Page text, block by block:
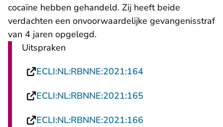
cocaïne hebben gehandeld. Zij heeft beide
verdachten een onvoorwaardelijke gevangenisstraf
van 4 jaren opgelegd.
Uitspraken
ECLI:NL:RBNNE:2021:164- U verlaat
ECLI:NL:RBNNE:2021:165
ECLI:NL:RBNNE:2021:166